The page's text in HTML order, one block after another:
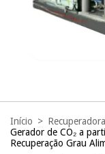
Início >
Gerador de CO₂ a
Recuperação Grau